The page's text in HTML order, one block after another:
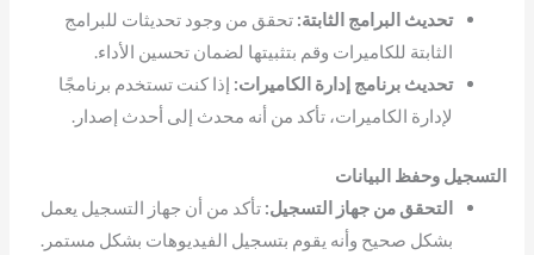
تحديث البرامج الثابتة:تحقق من وجود تحديثات للبرامج
الثابتة للكاميرات وقم بتثبيتها لضمان تحسين الأداء.
تحديث برنامج إدارة الكاميرات: إذا كنت تستخدم برنامجًا
لإدارة الكاميرات، تأكد من أنه محدث إلى أحدث إصدار.
التسجيل وحفظ البيانات
التحقق من جهاز التسجيل: تأكد من أن جهاز التسجيل يعمل
بشكل صحيح وأنه يقوم بتسجيل الفيديوهات بشكل مستمر.